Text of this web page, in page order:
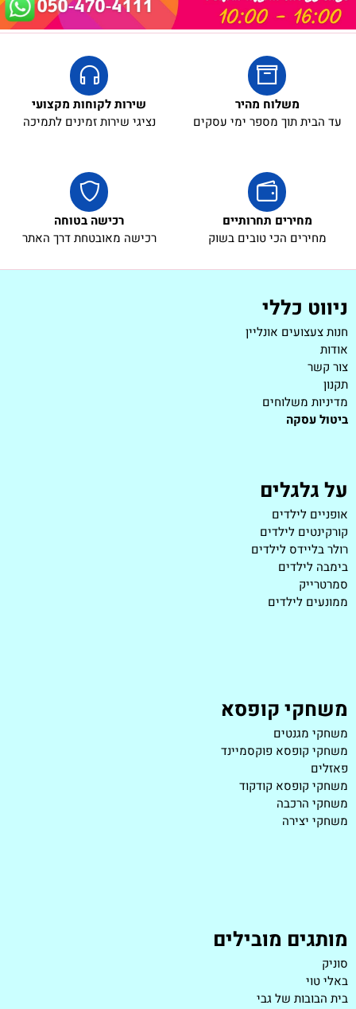
משלוח מהיר
עד הבית תוך מספר ימי עסקים
שירות לקוחות מקצועי
נציגי שירות זמינים לתמיכה
מחירים תחרותיים
מחירים הכי טובים בשוק
רכישה בטוחה
רכישה מאובטחת דרך האתר
ניווט כללי
חנות צעצועים אונליין
אודות
צור קשר
תקנון
מדיניות משלוחים
ביטול עסקה
על גלגלים
אופניים לילדים
קורקינטים לילדים
רולר בליידס לילדים
בימבה לילדים
סמרטרייק
ממונעים לילדים
משחקי קופסא
משחקי מגנטים
משחקי קופסא פוקסמיינד
פאזלים
משחקי קופסא קודקוד
משחקי הרכבה
משחקי יצירה
מותגים מובילים
סוניק
באלי טוי
בית הבובות של גבי